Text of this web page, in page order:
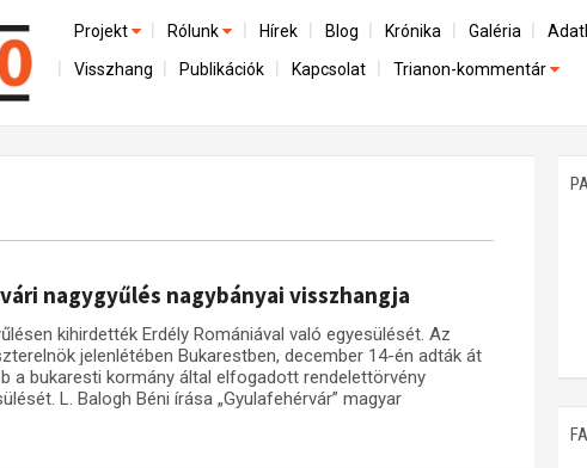
Projekt
Előzmények
Az összeomlás és a magyar társadalom
Utókor és emlékezet
Rólunk
A kutatócsoport működéséről
Hírek Blog Krónika Galéria
Visszhang Publikációk Kapcsolat Trianon-kommentár
nagygyűlés nagybányai visszhangja
kihirdették Erdély Romániával való egyesülését. Az
jelenlétében Bukarestben, december 14-én adták át
a bukaresti kormány által elfogadott rendelettörvény
L. Balogh Béni írása „Gyulafehérvár” magyar